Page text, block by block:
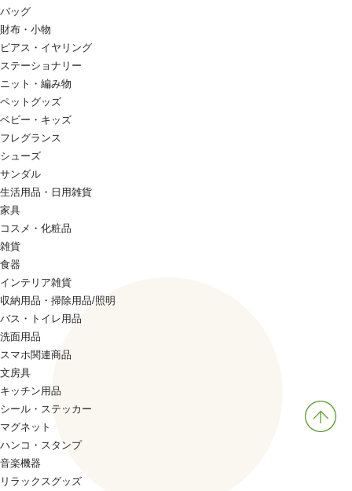
バッグ
財布・小物
ピアス・イヤリング
ステーショナリー
ニット・編み物
ペットグッズ
ベビー・キッズ
フレグランス
シューズ
サンダル
生活用品・日用雑貨
家具
コスメ・化粧品
雑貨
食器
インテリア雑貨
収納用品・掃除用品/照明
バス・トイレ用品
洗面用品
スマホ関連商品
文房具
キッチン用品
シール・ステッカー
マグネット
ハンコ・スタンプ
音楽機器
リラックスグッズ